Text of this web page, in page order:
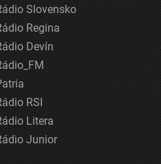
Slovensko
Regina
Devín
RSI
Litera
Junior